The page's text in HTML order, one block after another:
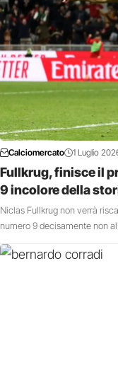
Calciomercato 1 Luglio
Fullkrug, finisce il
9 incolore della
Niclas Fullkrug non verrà
numero 9 decisamente non